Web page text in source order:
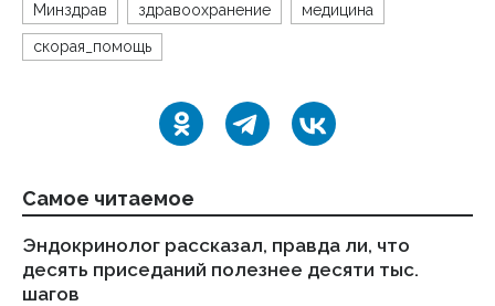
Минздрав здравоохранение медицина
скорая_помощь
Самое читаемое
Эндокринолог рассказал, правда ли, что
десять приседаний полезнее десяти тыс.
шагов